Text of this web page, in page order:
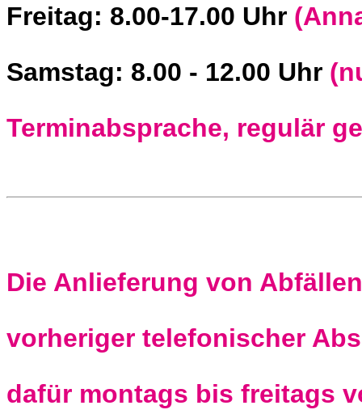
Freitag: 8.00-17.00 Uhr
Samstag: 8.00 - 12.00 Uhr
Terminabsprache, regulär
Die Anlieferung von
vorheriger telefonischer
dafür montags bis freitags